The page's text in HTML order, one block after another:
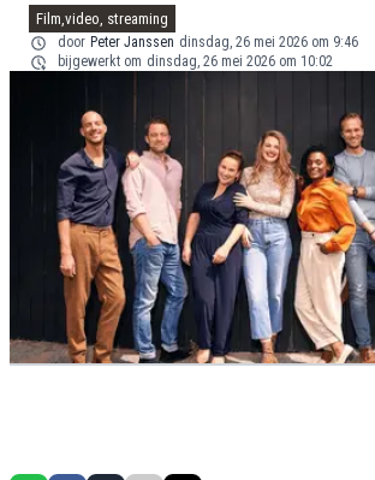
Film,video, streaming
door Peter Janssen dinsdag, 26 mei 2026 om 9:46
bijgewerkt om dinsdag, 26 mei 2026 om 10:02